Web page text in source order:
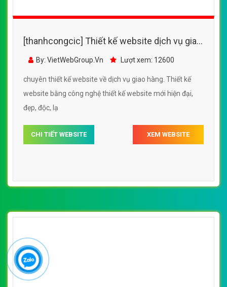
[thanhcongcic] Thiết kế website dịch vụ giao
hàng, dịch vụ giao hàng tại Hà Nội
By: VietWebGroup.Vn Lượt xem: 12600
chuyên thiết kế website về dịch vụ giao hàng. Thiết kế
website bằng công nghệ thiết kế website mới hiện đại,
đẹp, độc, lạ
CHI TIẾT WEBSITE XEM WEBSITE